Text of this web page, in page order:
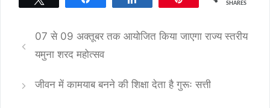
SHARES
07 से 09 अक्तूबर तक आयोजित किया जाएगा राज्य स्तरीय
यमुना शरद महोत्सव
जीवन में कामयाब बनने की शिक्षा देता है गुरूः सत्ती